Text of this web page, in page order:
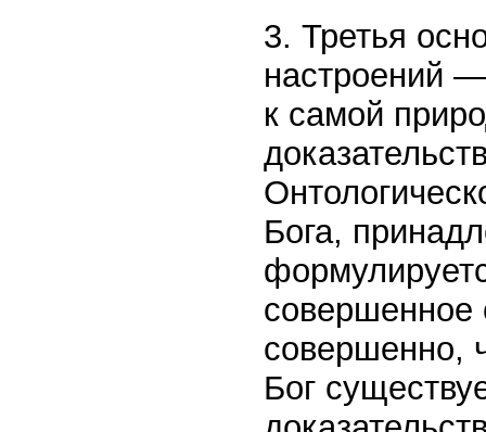
3. Третья
настроений
к самой
Бога,
совершенное
совершенно,
Бог